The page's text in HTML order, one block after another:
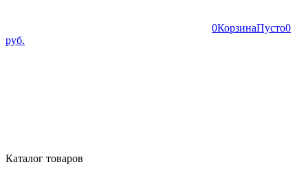
0КорзинаПусто0
руб.
Каталог товаров